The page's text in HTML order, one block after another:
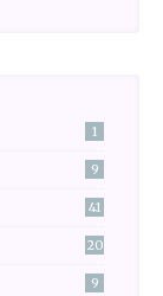
1
9
41
20
9